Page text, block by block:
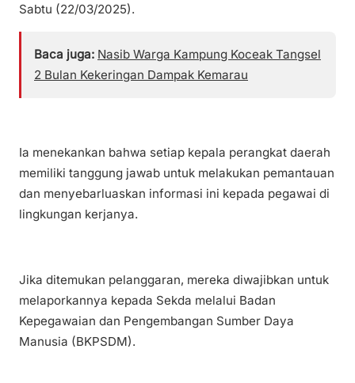
Sabtu (22/03/2025).
Baca juga: Nasib Warga Kampung Koceak Tangsel
2 Bulan Kekeringan Dampak Kemarau
Ia menekankan bahwa setiap kepala perangkat daerah
memiliki tanggung jawab untuk melakukan pemantauan
dan menyebarluaskan informasi ini kepada pegawai di
lingkungan kerjanya.
Jika ditemukan pelanggaran, mereka diwajibkan untuk
melaporkannya kepada Sekda melalui Badan
Kepegawaian dan Pengembangan Sumber Daya
Manusia (BKPSDM).